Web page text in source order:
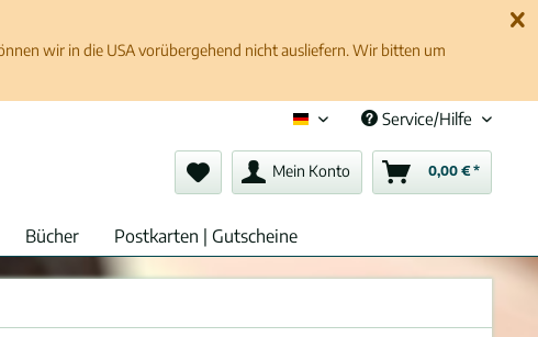
wir in die USA vorübergehend nicht ausliefern. Wir bitten um
Deutsch (de)
Service/Hilfe
Mein Konto 0,00 € *
Bücher Postkarten | Gutscheine